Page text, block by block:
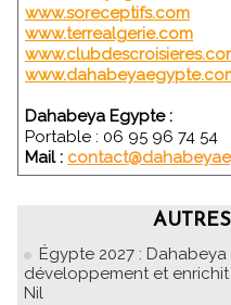
www.soreceptifs.com
www.terrealgerie.com
Dahabeya Egypte :
Portable : 06 95 96 74 54
Mail :
Égypte 2027 :
développement et
Nil